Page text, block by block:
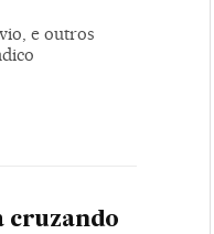
e outros
cruzando